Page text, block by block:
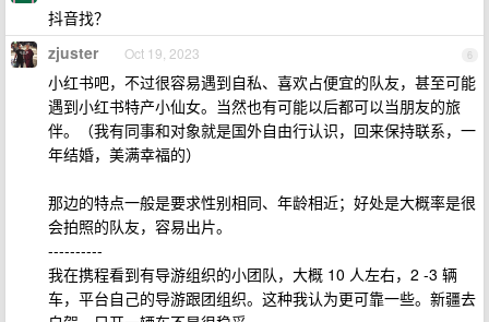
抖音找？
6
zjuster Oct 19, 2023
小红书吧，不过很容易遇到自私、喜欢占便宜的队友，甚至可能
遇到小红书特产小仙女。当然也有可能以后都可以当朋友的旅
伴。（我有同事和对象就是国外自由行认识，回来保持联系，一
年结婚，美满幸福的）
那边的特点一般是要求性别相同、年龄相近；好处是大概率是很
会拍照的队友，容易出片。
----------
我在携程看到有导游组织的小团队，大概 10 人左右，2 -3 辆
车，平台自己的导游跟团组织。这种我认为更可靠一些。新疆去